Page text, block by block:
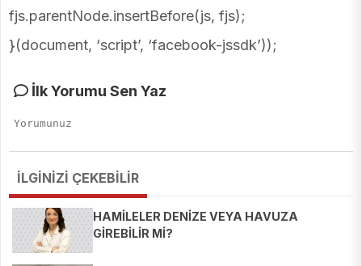
fjs.parentNode.insertBefore(js, fjs);
}(document, ‘script’, ‘facebook-jssdk’));
İlk Yorumu Sen Yaz
İLGİNİZİ ÇEKEBİLİR
HAMİLELER DENİZE VEYA HAVUZA
GİREBİLİR Mİ?